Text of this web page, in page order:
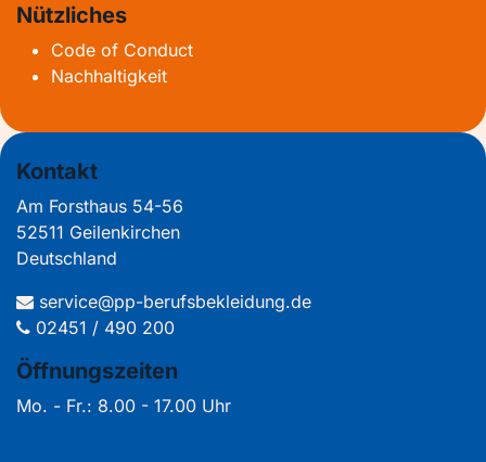
Nützliches
Code of Conduct
Nachhaltigkeit
Kontakt
Am Forsthaus 54-56
52511 Geilenkirchen
Deutschland
service@pp-berufsbekleidung.de
02451 / 490 200
Öffnungszeiten
Mo. - Fr.: 8.00 - 17.00 Uhr